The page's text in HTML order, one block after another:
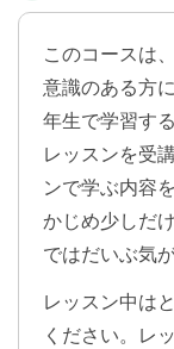
た疑問文と否
トサーフィン
ムをしません
り答えたりで
Lesson 23 だ
疑問詞 who
「この男の子
ねることがで
このコースは
意識のある方
年生で学習す
レッスンを受
ンで学ぶ内容
かじめ少しだ
ではだいぶ気
レッスン中は
ください。レ